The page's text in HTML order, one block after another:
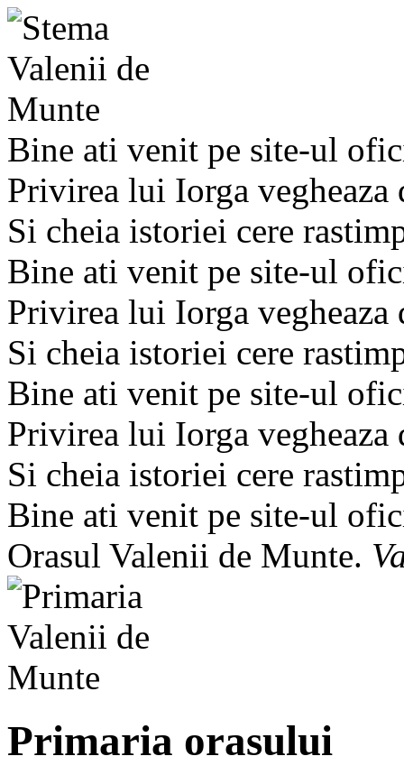
Bine ati venit pe site-ul
Privirea lui Iorga
Si cheia istoriei cere
Bine ati venit pe site-ul
Privirea lui Iorga
Si cheia istoriei cere
Bine ati venit pe site-ul
Privirea lui Iorga
Si cheia istoriei cere
Bine ati venit pe site-ul
Orasul Valenii de Munte.
Primaria orasului